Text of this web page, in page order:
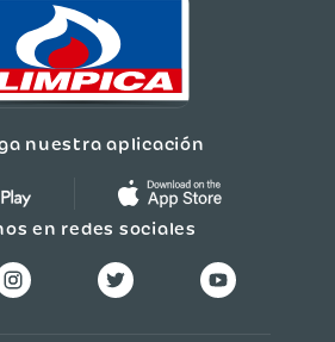
nuestra aplicación
en redes sociales